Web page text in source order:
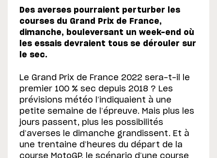
Des averses pourraient perturber les
courses du Grand Prix de France,
dimanche, bouleversant un week-end où
les essais devraient tous se dérouler sur
le sec.
Le Grand Prix de France 2022 sera-t-il le
premier 100 % sec depuis 2018 ? Les
prévisions météo l’indiquaient à une
petite semaine de l’épreuve. Mais plus les
jours passent, plus les possibilités
d’averses le dimanche grandissent. Et à
une trentaine d’heures du départ de la
course MotoGP, le scénario d’une course